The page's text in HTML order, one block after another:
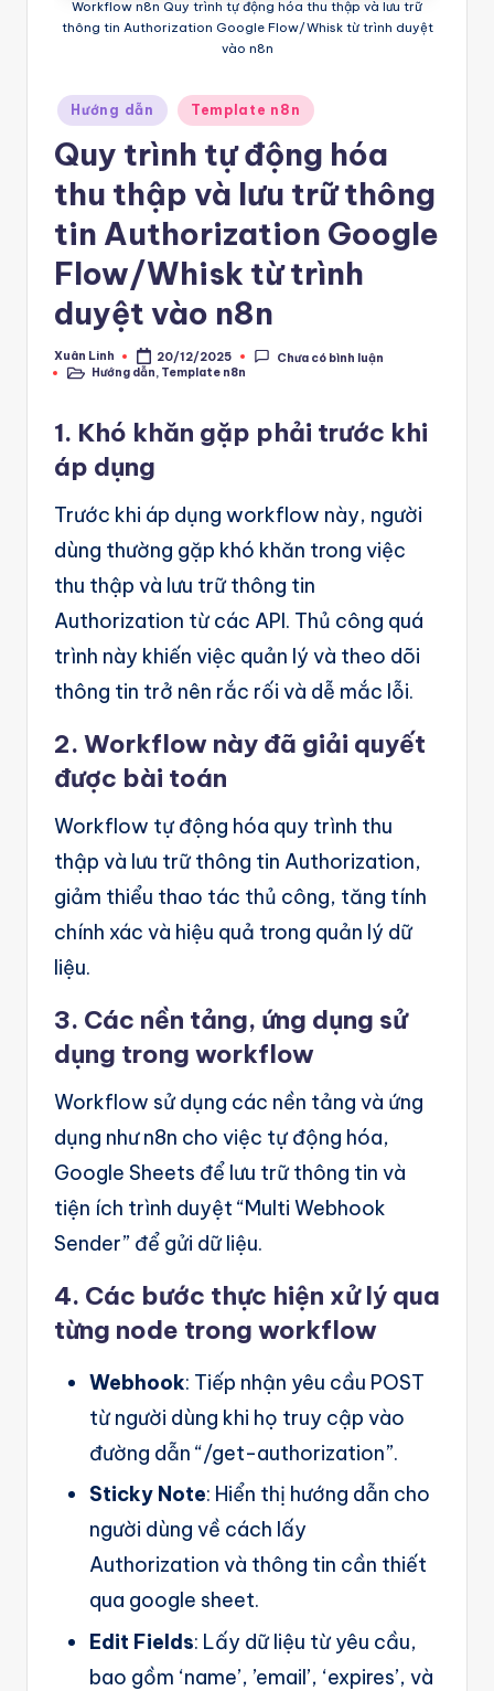
pl
re
A
m
Ai
A
ts
Workflow n8n Quy trình tự động hóa thu thập và lưu trữ
thông tin Authorization Google Flow/Whisk từ trình duyệt
vào n8n
Posted
in
Hướng dẫn Template n8n
Quy trình tự động hóa
thu thập và lưu trữ thông
tin Authorization Google
Flow/Whisk từ trình
duyệt vào n8n
Posted
by
Xuân Linh 20/12/2025
Chưa có bình luận
PostedHướng dẫn, Template n8n
1. Khó khăn gặp phải trước khi
áp dụng
Trước khi áp dụng workflow này, người
dùng thường gặp khó khăn trong việc
thu thập và lưu trữ thông tin
Authorization từ các API. Thủ công quá
trình này khiến việc quản lý và theo dõi
thông tin trở nên rắc rối và dễ mắc lỗi.
2. Workflow này đã giải quyết
được bài toán
Workflow tự động hóa quy trình thu
thập và lưu trữ thông tin Authorization,
giảm thiểu thao tác thủ công, tăng tính
chính xác và hiệu quả trong quản lý dữ
liệu.
3. Các nền tảng, ứng dụng sử
dụng trong workflow
Workflow sử dụng các nền tảng và ứng
dụng như n8n cho việc tự động hóa,
Google Sheets để lưu trữ thông tin và
tiện ích trình duyệt “Multi Webhook
Sender” để gửi dữ liệu.
4. Các bước thực hiện xử lý qua
từng node trong workflow
Webhook: Tiếp nhận yêu cầu POST
từ người dùng khi họ truy cập vào
đường dẫn “/get-authorization”.
Sticky Note: Hiển thị hướng dẫn cho
người dùng về cách lấy
Authorization và thông tin cần thiết
qua google sheet.
Edit Fields: Lấy dữ liệu từ yêu cầu,
bao gồm ‘name’, ’email’, ‘expires’, và